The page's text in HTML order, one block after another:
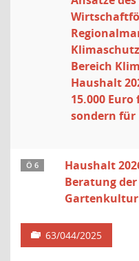
Bereich
Haushalt
15.000
sondern für
Ö 6
Haushalt
Beratung
Gartenkultur
63/044/2025